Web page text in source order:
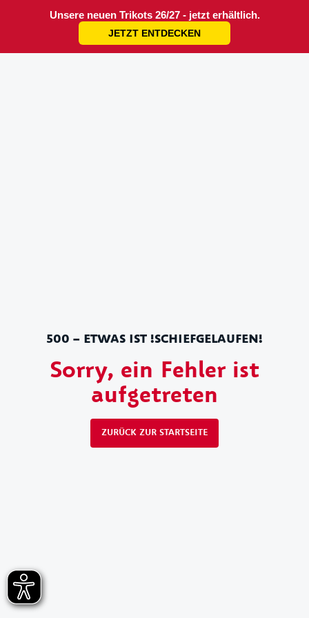
Unsere neuen Trikots 26/27 - jetzt erhältlich.
JETZT ENTDECKEN
500 – ETWAS IST !SCHIEFGELAUFEN!
Sorry, ein Fehler ist
aufgetreten
ZURÜCK ZUR STARTSEITE